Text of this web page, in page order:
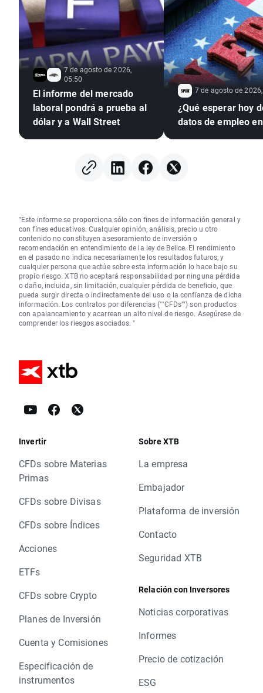
7 de agosto de 2026,
05:50
El informe del mercado
laboral pondrá a prueba al
dólar y a Wall Street
7 de agosto de
¿Qué esperar hoy
datos de empleo en
"Este informe se proporciona sólo con fines de información general y
con fines educativos. Cualquier opinión, análisis, precio u otro
contenido no constituyen asesoramiento de inversión o
recomendación en entendimiento de la ley de Belice. El rendimiento
en el pasado no indica necesariamente los resultados futuros, y
cualquier persona que actúe sobre esta información lo hace bajo su
propio riesgo. XTB no aceptará responsabilidad por ninguna pérdida
o daño, incluida, sin limitación, cualquier pérdida de beneficio, que
pueda surgir directa o indirectamente del uso o la confianza de dicha
información. Los contratos por diferencias (""CFDs"") son productos
con apalancamiento y acarrean un alto nivel de riesgo. Asegúrese de
comprender los riesgos asociados. "
Invertir
CFDs sobre Materias
Primas
CFDs sobre Divisas
CFDs sobre Índices
Acciones
ETFs
CFDs sobre Crypto
Planes de Inversión
Cuenta y Comisiones
Especificación de
instrumentos
Sobre XTB
La empresa
Embajador
Plataforma de inversión
Contacto
Seguridad XTB
Relación con Inversores
Noticias corporativas
Informes
Precio de cotización
ESG